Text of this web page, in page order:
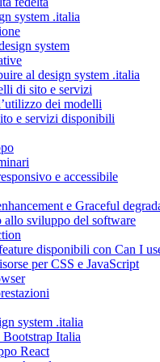
system .italia
system
al design system .italia
di sito e servizi
dei modelli
e servizi disponibili
e accessibile
e Graceful
allo sviluppo del software
disponibili con Can I
per CSS e JavaScript
system .italia
Italia
React